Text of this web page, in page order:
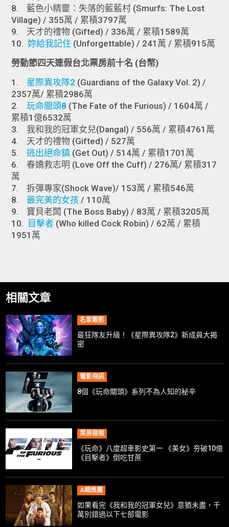
8. 藍色小精靈：失落的藍藍村 (Smurfs: The Lost
Village) / 355萬 / 累積3797萬
9. 天才的禮物 (Gifted) / 336萬 / 累積1589萬
10.妳給我記住 (Unforgettable) / 241萬 / 累積915萬
勞動節四天連假台北票房前十名 (台幣)
1. 星際異攻隊2 ​​​​​​​ (Guardians of the Galaxy Vol. 2) /
2357萬/ 累積2986萬
2.玩命關頭8 (The Fate of the Furious) / 1604萬 /
累積1億6532萬
3. 我和我的冠軍女兒(Dangal) / 556萬 / 累積4761萬
4. 天才的禮物 (Gifted) / 527萬
5.逃出絕命鎮 (Get Out) / 514萬 / 累積1701萬
6. 春嬌救志明 (Love Off the Cuff) / 276萬/ 累積317
萬
7. 拆彈專家(Shock Wave)/ 153萬 / 累積546萬
8. 最完美的女孩 / 110萬
9. 寶貝老闆 (The Boss Baby) / 83萬 / 累積3205萬
10.
目擊者 (Who killed Cock Robin) / 62萬 / 累積
1951萬
相關文章
名家觀影
最狂隊友升級！《星際異攻隊2》新成員大揭
密
電影飛訊
8個《玩命關頭》系列不為人知的秘辛
票房速報
《玩命》八度超車影史第一 《美女》夯破10億
《目擊者》倒吃甘蔗
A輯推薦
如果看完《我和我的冠軍女兒》意猶未盡，千
萬別錯過以下七部電影